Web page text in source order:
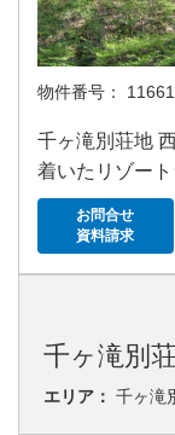
物件番号： 11661
千ヶ滝別荘地
着いたリゾー
お問合せ
資料請求
千ヶ滝別
エリア： 千ヶ滝